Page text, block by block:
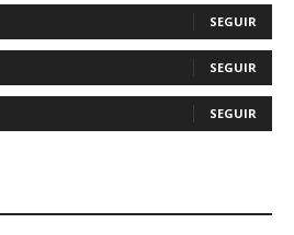
SEGUIR
SEGUIR
SEGUIR